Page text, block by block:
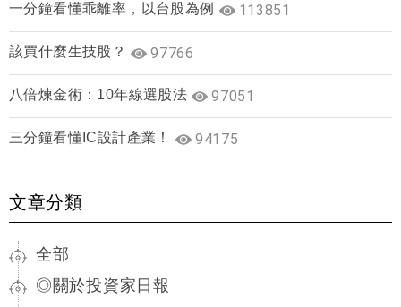
一分鐘看懂乖離率，以台股為例 113851
該買什麼生技股？ 97766
八倍煉金術：10年線選股法 97051
三分鐘看懂IC設計產業！ 94175
文章分類
全部
◎關於投資家日報